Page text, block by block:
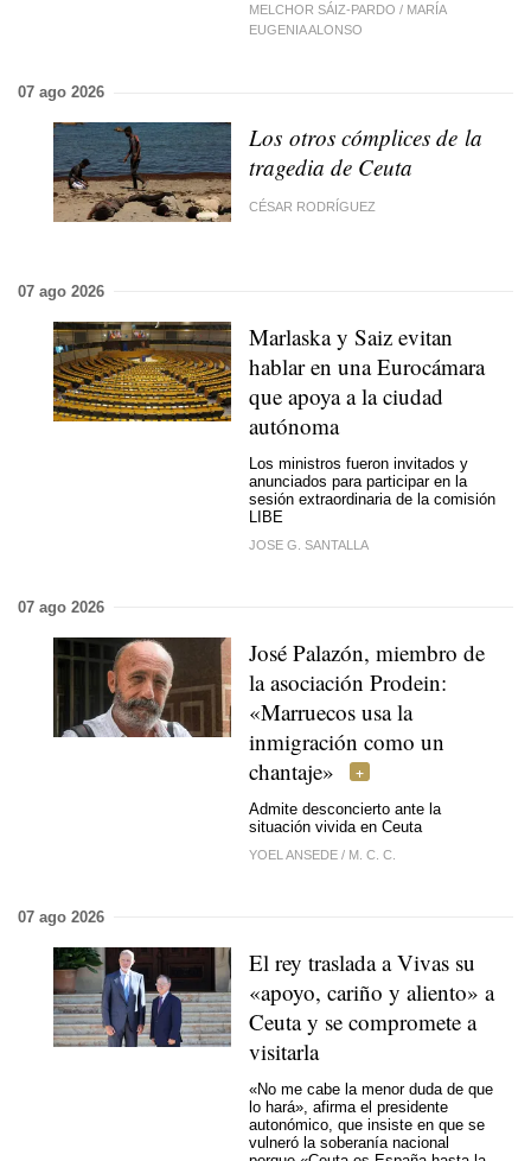
MELCHOR SÁIZ-PARDO / MARÍA
EUGENIA ALONSO
07 ago 2026
Los otros cómplices de la
tragedia de Ceuta
CÉSAR RODRÍGUEZ
07 ago 2026
Marlaska y Saiz evitan
hablar en una Eurocámara
que apoya a la ciudad
autónoma
Los ministros fueron invitados y
anunciados para participar en la
sesión extraordinaria de la comisión
LIBE
JOSE G. SANTALLA
07 ago 2026
José Palazón, miembro de
la asociación Prodein:
«Marruecos usa la
inmigración como un
chantaje»
Admite desconcierto ante la
situación vivida en Ceuta
YOEL ANSEDE / M. C. C.
07 ago 2026
El rey traslada a Vivas su
«apoyo, cariño y aliento» a
Ceuta y se compromete a
visitarla
«No me cabe la menor duda de que
lo hará», afirma el presidente
autonómico, que insiste en que se
vulneró la soberanía nacional